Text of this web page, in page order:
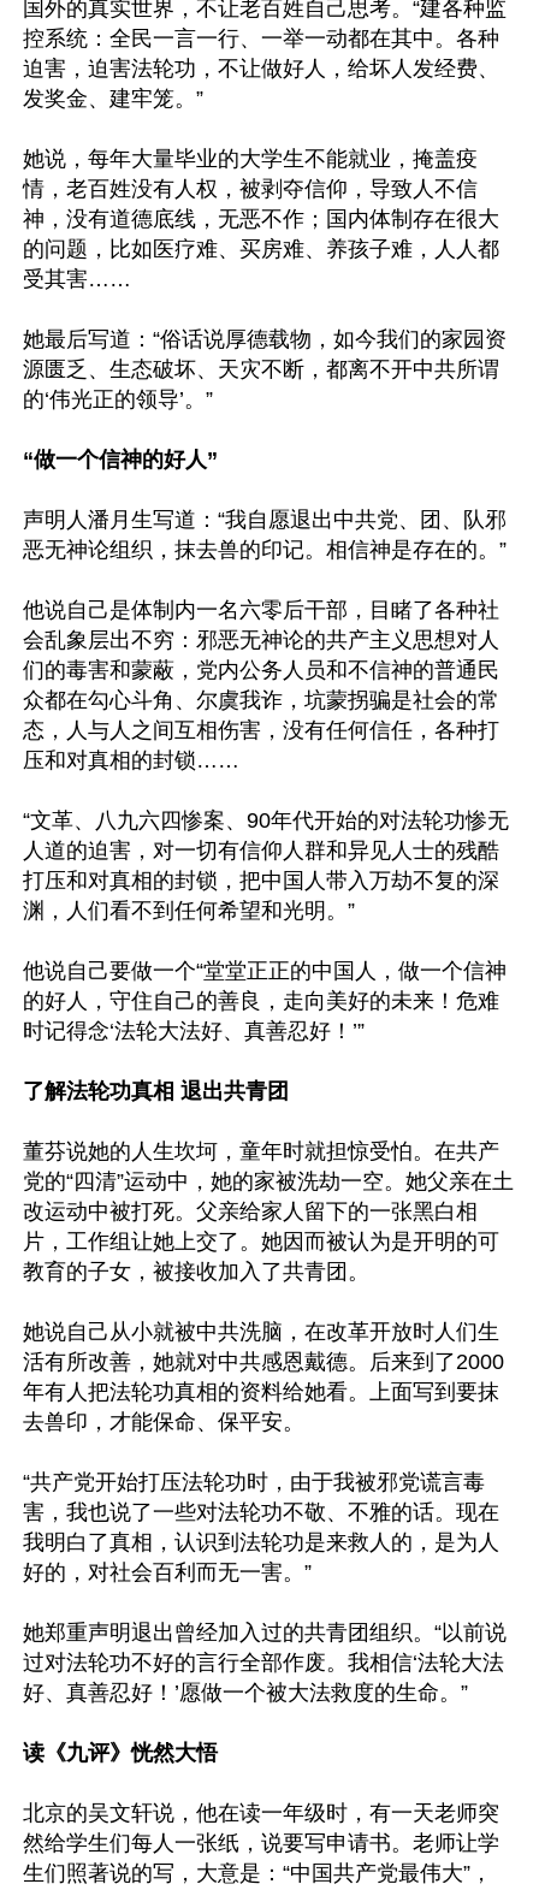
国外的真实世界，不让老百姓自己思考。“建各种监
控系统：全民一言一行、一举一动都在其中。各种
迫害，迫害法轮功，不让做好人，给坏人发经费、
发奖金、建牢笼。”
她说，每年大量毕业的大学生不能就业，掩盖疫
情，老百姓没有人权，被剥夺信仰，导致人不信
神，没有道德底线，无恶不作；国内体制存在很大
的问题，比如医疗难、买房难、养孩子难，人人都
受其害……
她最后写道：“俗话说厚德载物，如今我们的家园资
源匮乏、生态破坏、天灾不断，都离不开中共所谓
的‘伟光正的领导’。”
“做一个信神的好人”
声明人潘月生写道：“我自愿退出中共党、团、队邪
恶无神论组织，抹去兽的印记。相信神是存在的。”
他说自己是体制内一名六零后干部，目睹了各种社
会乱象层出不穷：邪恶无神论的共产主义思想对人
们的毒害和蒙蔽，党内公务人员和不信神的普通民
众都在勾心斗角、尔虞我诈，坑蒙拐骗是社会的常
态，人与人之间互相伤害，没有任何信任，各种打
压和对真相的封锁……
“文革、八九六四惨案、90年代开始的对法轮功惨无
人道的迫害，对一切有信仰人群和异见人士的残酷
打压和对真相的封锁，把中国人带入万劫不复的深
渊，人们看不到任何希望和光明。”
他说自己要做一个“堂堂正正的中国人，做一个信神
的好人，守住自己的善良，走向美好的未来！危难
时记得念‘法轮大法好、真善忍好！’”
了解法轮功真相 退出共青团
董芬说她的人生坎坷，童年时就担惊受怕。在共产
党的“四清”运动中，她的家被洗劫一空。她父亲在土
改运动中被打死。父亲给家人留下的一张黑白相
片，工作组让她上交了。她因而被认为是开明的可
教育的子女，被接收加入了共青团。
她说自己从小就被中共洗脑，在改革开放时人们生
活有所改善，她就对中共感恩戴德。后来到了2000
年有人把法轮功真相的资料给她看。上面写到要抹
去兽印，才能保命、保平安。
“共产党开始打压法轮功时，由于我被邪党谎言毒
害，我也说了一些对法轮功不敬、不雅的话。现在
我明白了真相，认识到法轮功是来救人的，是为人
好的，对社会百利而无一害。”
她郑重声明退出曾经加入过的共青团组织。“以前说
过对法轮功不好的言行全部作废。我相信‘法轮大法
好、真善忍好！’愿做一个被大法救度的生命。”
读《九评》恍然大悟
北京的吴文轩说，他在读一年级时，有一天老师突
然给学生们每人一张纸，说要写申请书。老师让学
生们照著说的写，大意是：“中国共产党最伟大”，